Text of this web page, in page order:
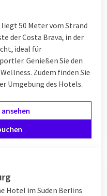
50 Meter vom Strand
der Costa Brava, in der
ideal für
Genießen Sie den
Zudem finden Sie
Umgebung des Hotels.
Hotel im Süden Berlins